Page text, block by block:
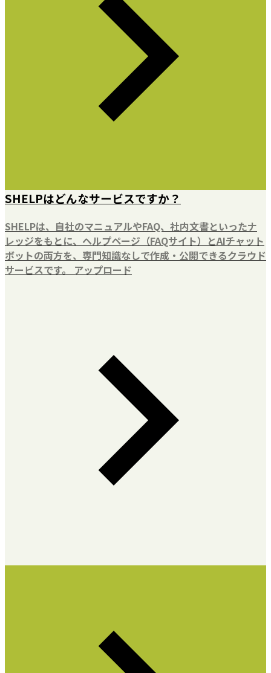
SHELPはどんなサービスですか？
SHELPは、自社のマニュアルやFAQ、社内文書といったナ
レッジをもとに、ヘルプページ（FAQサイト）とAIチャット
ボットの両方を、専門知識なしで作成・公開できるクラウド
サービスです。 アップロード